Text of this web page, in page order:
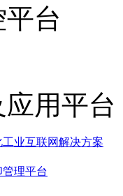
台
用平台
业互联网解决方案
理平台